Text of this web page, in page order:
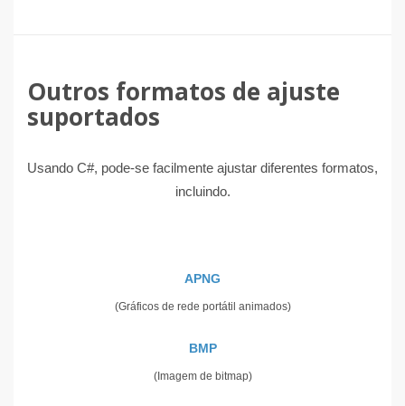
Outros formatos de ajuste
suportados
Usando C#, pode-se facilmente ajustar diferentes formatos,
incluindo.
APNG
(Gráficos de rede portátil animados)
BMP
(Imagem de bitmap)